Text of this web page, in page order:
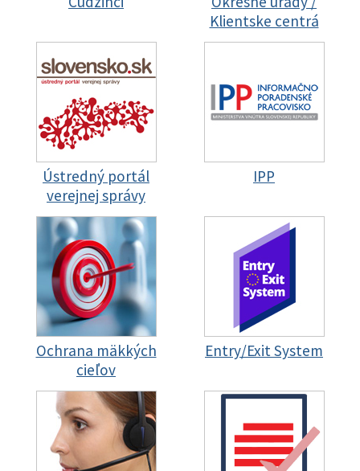
Klientske centrá
Ústredný portál
verejnej správy
IPP
Ochrana mäkkých
cieľov
Entry/Exit System